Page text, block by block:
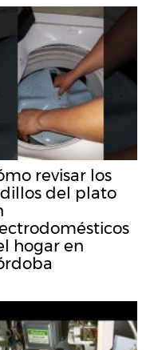
revisar los
del plato
hogar en